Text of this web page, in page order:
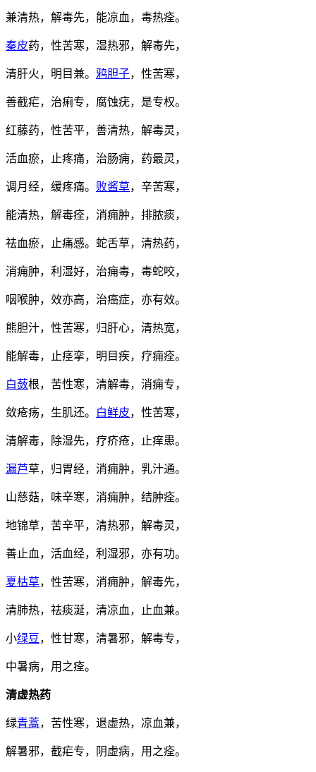
兼清热，解毒先，能凉血，毒热痊。
秦皮药，性苦寒，湿热邪，解毒先，
清肝火，明目兼。 鸦胆子，性苦寒，
善截疟，治痢专，腐蚀疣，是专权。
红藤药，性苦平，善清热，解毒灵，
活血瘀，止疼痛，治肠痈，药最灵，
调月经，缓疼痛。 败酱草，辛苦寒，
能清热，解毒痊，消痈肿，排脓痰，
祛血瘀，止痛感。蛇舌草，清热药，
消痈肿，利湿好，治痈毒，毒蛇咬，
咽喉肿，效亦高，治癌症，亦有效。
熊胆汁，性苦寒，归肝心，清热宽，
能解毒，止痉挛，明目疾，疗痈痊。
白蔹根，苦性寒，清解毒，消痈专，
敛疮疡，生肌还。 白鲜皮，性苦寒，
清解毒，除湿先，疗疥疮，止痒患。
漏芦草，归胃经，消痈肿，乳汁通。
山慈菇，味辛寒，消痈肿，结肿痊。
地锦草，苦辛平，清热邪，解毒灵，
善止血，活血经，利湿邪，亦有功。
夏枯草，性苦寒，消痈肿，解毒先，
清肺热，祛痰涎，清凉血，止血兼。
小绿豆 ，性甘寒，清暑邪，解毒专，
中暑病，用之痊。
清虚热药
绿青蒿，苦性寒，退虚热，凉血兼，
解暑邪，截疟专，阴虚病，用之痊。